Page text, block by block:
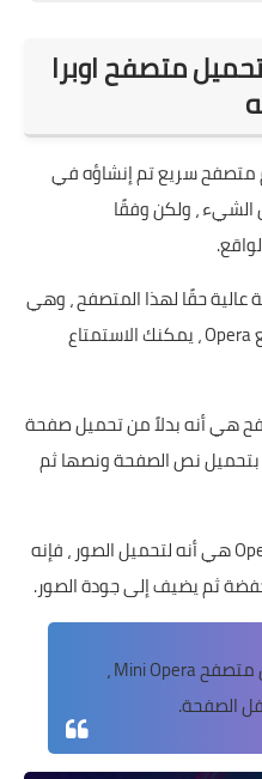
متصفح اوبرا
متصفح سريع تم إنشاؤه في
الشيء ، ولكن وفقًا
حقًا لهذا المتصفح ، وهي
أعلى بكثير من جميع منافسيها مع Opera ، يمكنك الاستمتاع
هي أنه بدلاً من تحميل صفحة
بتحميل نص الصفحة ونصها ثم
ونقطة أخرى لدى متصفح سريع Opera هي أنه لتحميل الصور ، فإنه
ثم يضيف إلى جودة الصور.
لتنزيل Opera أو تنزيل متصفح Mini Opera ،
الصفحة.